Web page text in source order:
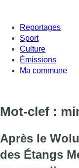
Reportages
Sport
Culture
Émissions
Ma commune
Mot-clef :
Après le
des Étangs